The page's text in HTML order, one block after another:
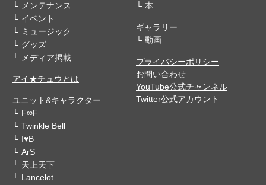
メンテナンス
イベント
ミュージック
グッズ
メディア掲載
アイ★チュウとは
ユニット&キャラクター
F∞F
Twinkle Bell
I♥B
ArS
天上天下
Lancelot
本
ギャラリー
動画
プライバシーポリシー
お問い合わせ
YouTube公式チャンネル
Twitter公式アカウント